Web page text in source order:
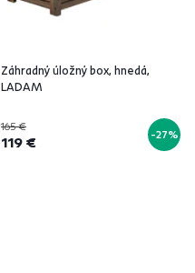
Záhradný úložný box, hnedá,
LADAM
165 €
119 € -27%